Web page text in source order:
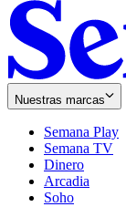
Nuestras marcas
Semana Play
Semana TV
Dinero
Arcadia
Soho